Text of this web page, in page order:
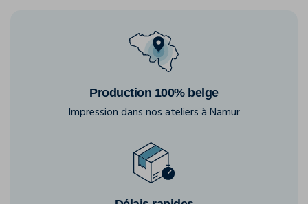
Production 100% belge
Impression dans nos ateliers à Namur